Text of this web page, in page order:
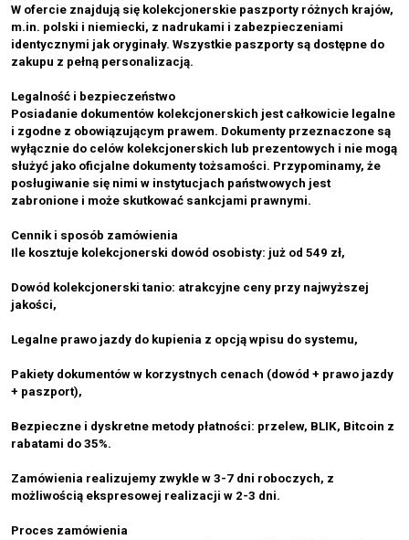
W ofercie znajdują się kolekcjonerskie paszporty różnych krajów,
m.in. polski i niemiecki, z nadrukami i zabezpieczeniami
identycznymi jak oryginały. Wszystkie paszporty są dostępne do
zakupu z pełną personalizacją.
Legalność i bezpieczeństwo
Posiadanie dokumentów kolekcjonerskich jest całkowicie legalne
i zgodne z obowiązującym prawem. Dokumenty przeznaczone są
wyłącznie do celów kolekcjonerskich lub prezentowych i nie mogą
służyć jako oficjalne dokumenty tożsamości. Przypominamy, że
posługiwanie się nimi w instytucjach państwowych jest
zabronione i może skutkować sankcjami prawnymi.
Cennik i sposób zamówienia
Ile kosztuje kolekcjonerski dowód osobisty: już od 549 zł,
Dowód kolekcjonerski tanio: atrakcyjne ceny przy najwyższej
jakości,
Legalne prawo jazdy do kupienia z opcją wpisu do systemu,
Pakiety dokumentów w korzystnych cenach (dowód + prawo jazdy
+ paszport),
Bezpieczne i dyskretne metody płatności: przelew, BLIK, Bitcoin z
rabatami do 35%.
Zamówienia realizujemy zwykle w 3-7 dni roboczych, z
możliwością ekspresowej realizacji w 2-3 dni.
Proces zamówienia